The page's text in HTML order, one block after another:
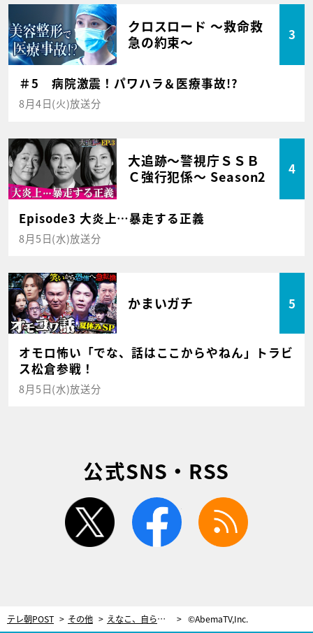
クロスロード ～救命救
急の約束～
3
＃5 病院激震！パワハラ＆医療事故!?
8月4日(火)放送分
大追跡～警視庁ＳＳＢ
Ｃ強行犯係～ Season2
4
Episode3 大炎上…暴走する正義
8月5日(水)放送分
かまいガチ 5
オモロ怖い「でな、話はここからやねん」トラビ
ス松倉参戦！
8月5日(水)放送分
公式SNS・RSS
twitter facebook
テレ朝POST その他 えなこ、自ら際どい衣装を望んだ“史上最小布面積”写真集が話題に「普通の水着を全部変えさせて…」 ©AbemaTV,Inc.